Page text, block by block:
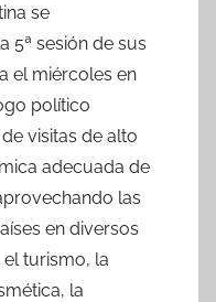
se
5ª sesión de sus
el miércoles en
político
visitas de alto
adecuada de
las
en diversos
turismo, la
la